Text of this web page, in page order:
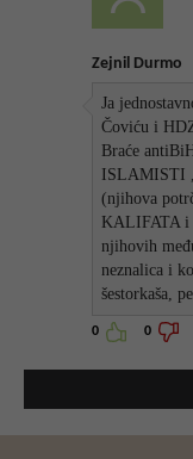
Zejnil Durmo
Ja
Čoviću i
Braće
ISLAMISTI
(njihova
KALIFATA i
njihovih
neznalica i
šestorkaša,
0 0